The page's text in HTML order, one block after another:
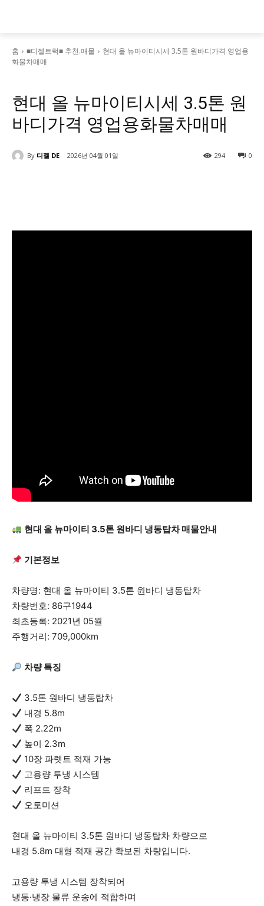
홈 ■디젤트럭■ 추천.매물
현대 올 뉴마이티시세 3.5톤 원바디가격 영업용
화물차매매
현대 올 뉴마이티시세 3.5톤 원
바디가격 영업용화물차매매
By 디젤 DE 2026년 04월 01일 0
294
현대 올 뉴마이티 3.5톤 원바디 냉동탑차 매물안내
기본정보
차량명: 현대 올 뉴마이티 3.5톤 원바디 냉동탑차
차량번호: 86구1944
최초등록: 2021년 05월
주행거리: 709,000km
차량 특징
3.5톤 원바디 냉동탑차
내경 5.8m
폭 2.22m
높이 2.3m
10장 파렛트 적재 가능
고용량 투냉 시스템
리프트 장착
오토미션
현대 올 뉴마이티 3.5톤 원바디 냉동탑차 차량으로
내경 5.8m 대형 적재 공간 확보된 차량입니다.
고용량 투냉 시스템 장착되어
냉동·냉장 물류 운송에 적합하며